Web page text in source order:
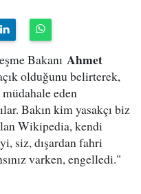
Bakanı Ahmet
olduğunu belirterek,
eden
Bakın kim yasakçı biz
Wikipedia, kendi
siz, dışardan fahri
varken, engelledi."